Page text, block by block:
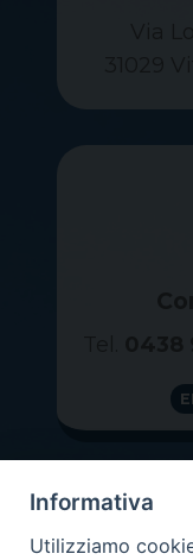
Informativa
Utilizziamo